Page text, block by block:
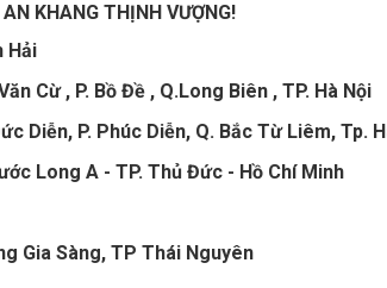
KHANG THỊNH VƯỢNG!
Hải
Cừ , P. Bồ Đề , Q.Long Biên , TP. Hà Nội
Diễn, P. Phúc Diễn, Q. Bắc Từ Liêm, Tp.
Long A - TP. Thủ Đức - Hồ Chí Minh
Gia Sàng, TP Thái Nguyên